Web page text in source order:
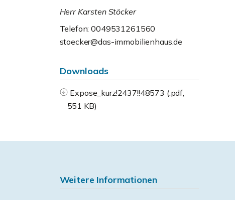
Herr Karsten Stöcker
Telefon: 0049531261560
stoecker@das-immobilienhaus.de
Downloads
Expose_kurz!2437!!48573 (.pdf,
551 KB)
Weitere Informationen